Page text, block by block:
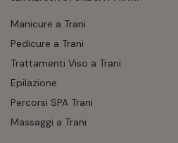
Manicure a Trani
Pedicure a Trani
Trattamenti Viso a Trani
Epilazione
Percorsi SPA Trani
Massaggi a Trani